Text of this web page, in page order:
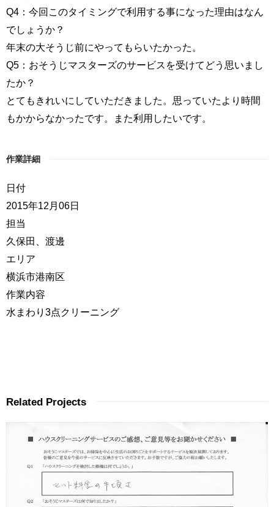
Q4：今回このタイミングで利用する事になった理由はなん
でしょうか？
年末の大そうじ前にやってもらいたかった。
Q5：おそうじマスターズのサービスを受けてどう思いまし
たか？
とてもきれいにしていただきました。思っていたより時間
もかからなかったです。また利用したいです。
作業詳細
日付
2015年12月06日
担当
久保田、渡邊
エリア
横浜市港南区
作業内容
水まわり3点クリーニング
Related Projects